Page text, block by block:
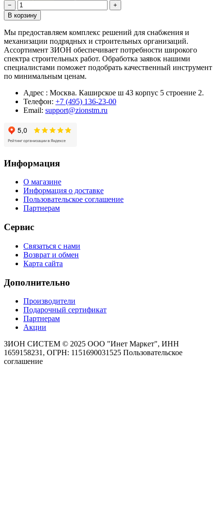
−
+
В корзину
Мы предоставляем комплекс решений для снабжения и
механизации подрядных и строительных организаций.
Ассортимент ЗИОН обеспечивает потребности широкого
спектра строительных работ. Обработка заявок нашими
специалистами поможет подобрать качественный инструмент
по минимальным ценам.
Адрес : Москва. Каширское ш 43 корпус 5 строение 2.
Телефон: +7 (495) 136-23-00
Email: support@zionstm.ru
Информация
О магазине
Информация о доставке
Пользовательское соглашение
Партнерам
Сервис
Связаться с нами
Возврат и обмен
Карта сайта
Дополнительно
Производители
Подарочный сертификат
Партнерам
Акции
ЗИОН СИСТЕМ © 2025 ООО "Инет Маркет", ИНН
1659158231, ОГРН: 1151690031525 Пользовательское
соглашение